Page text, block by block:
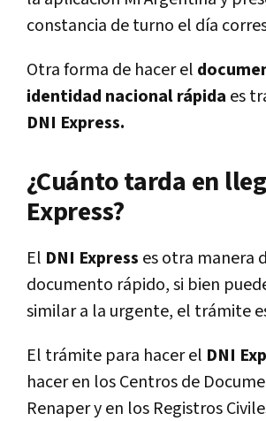
constancia de turno el día
Otra forma de hacer el
identidad nacional rápida es
DNI Express.
¿Cuánto tarda en
Express?
El DNI Express es otra manera
documento rápido, si bien
similar a la urgente, el trámite
El trámite para hacer el DNI
hacer en los Centros de
Renaper y en los Registros